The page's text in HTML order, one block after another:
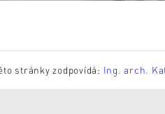
stránky zodpovídá: Ing. arch.